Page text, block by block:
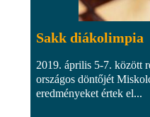
Sakk diákolimpia
2019. április 5-7. között
országos döntőjét
eredményeket értek el...